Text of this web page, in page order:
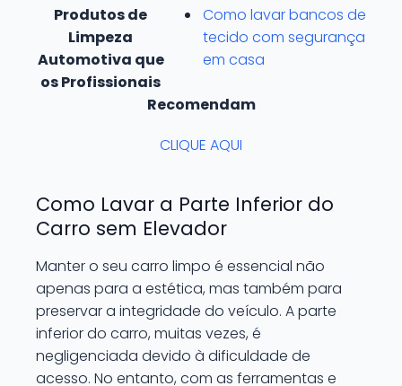
Como lavar bancos de
tecido com segurança
em casa
Produtos de
Limpeza
Automotiva que
os Profissionais
Recomendam
CLIQUE AQUI
Como Lavar a Parte Inferior do
Carro sem Elevador
Manter o seu carro limpo é essencial não
apenas para a estética, mas também para
preservar a integridade do veículo. A parte
inferior do carro, muitas vezes, é
negligenciada devido à dificuldade de
acesso. No entanto, com as ferramentas e